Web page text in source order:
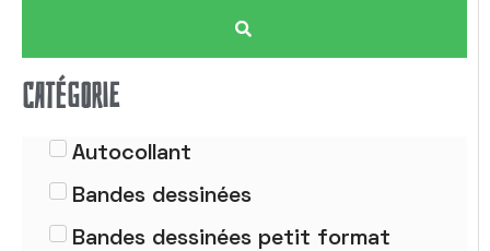
CATÉGORIE
Autocollant
Bandes dessinées
Bandes dessinées petit format